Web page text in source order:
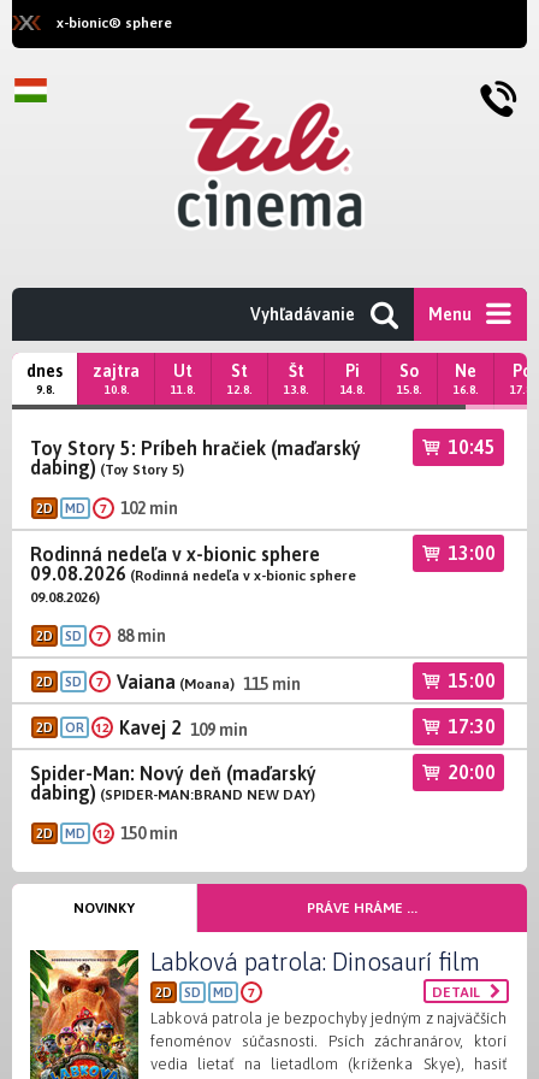
x-bionic® sphere
Menu
Vyhľadávanie
dnes
9.8.
zajtra
10.8.
Ut
11.8.
St
12.8.
Št
13.8.
Pi
14.8.
So
15.8.
Ne
16.8.
Po
17.8.
Toy Story 5: Príbeh hračiek (maďarský
dabing) (Toy Story 5)
102 min
2D MD 7
10:45
Rodinná nedeľa v x-bionic sphere
09.08.2026 (Rodinná nedeľa v x-bionic sphere
09.08.2026)
88 min
2D SD 7
13:00
Vaiana (Moana) 115 min
2D SD 7 15:00
Kavej 2 109 min
2D OR 12 17:30
Spider-Man: Nový deň (maďarský
dabing) (SPIDER-MAN:BRAND NEW DAY)
150 min
2D MD 12
20:00
NOVINKY PRÁVE HRÁME ...
Labková patrola: Dinosaurí film
2D SD MD 7 DETAIL
Labková patrola je bezpochyby jedným z najväčších
fenoménov súčasnosti. Psích záchranárov, ktorí
vedia lietať na lietadlom (kríženka Skye), hasiť